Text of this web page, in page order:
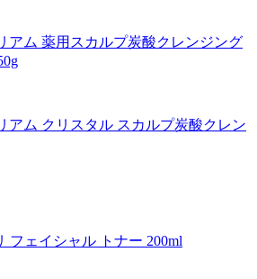
アム 薬用スカルプ炭酸クレンジング
アム クリスタル スカルプ炭酸クレン
フェイシャル トナー 200ml